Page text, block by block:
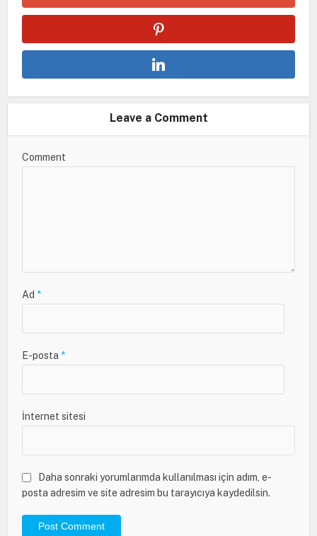
Leave a Comment
Comment
Ad *
E-posta *
İnternet sitesi
Daha sonraki yorumlarımda kullanılması için adım, e-
posta adresim ve site adresim bu tarayıcıya kaydedilsin.